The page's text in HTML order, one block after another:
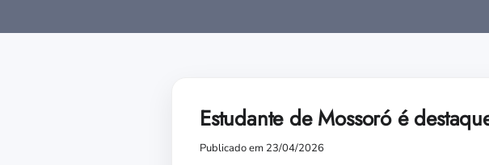
Estudante de Mossoró é
Publicado em 23/04/2026